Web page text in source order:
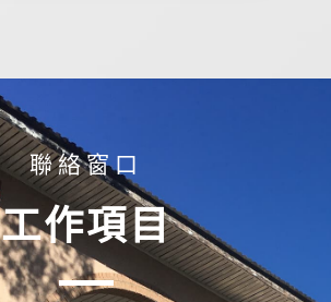
聯絡窗口
工作項目